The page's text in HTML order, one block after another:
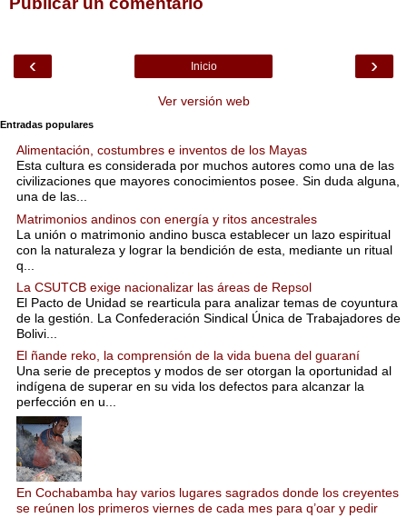
‹ ›
Inicio
Ver versión web
Entradas populares
Alimentación, costumbres e inventos de los Mayas
Esta cultura es considerada por muchos autores como una de las
civilizaciones que mayores conocimientos posee. Sin duda alguna,
una de las...
Matrimonios andinos con energía y ritos ancestrales
La unión o matrimonio andino busca establecer un lazo espiritual
con la naturaleza y lograr la bendición de esta, mediante un ritual
q...
La CSUTCB exige nacionalizar las áreas de Repsol
El Pacto de Unidad se rearticula para analizar temas de coyuntura
de la gestión. La Confederación Sindical Única de Trabajadores de
Bolivi...
El ñande reko, la comprensión de la vida buena del guaraní
Una serie de preceptos y modos de ser otorgan la oportunidad al
indígena de superar en su vida los defectos para alcanzar la
perfección en u...
En Cochabamba hay varios lugares sagrados donde los creyentes
se reúnen los primeros viernes de cada mes para q’oar y pedir